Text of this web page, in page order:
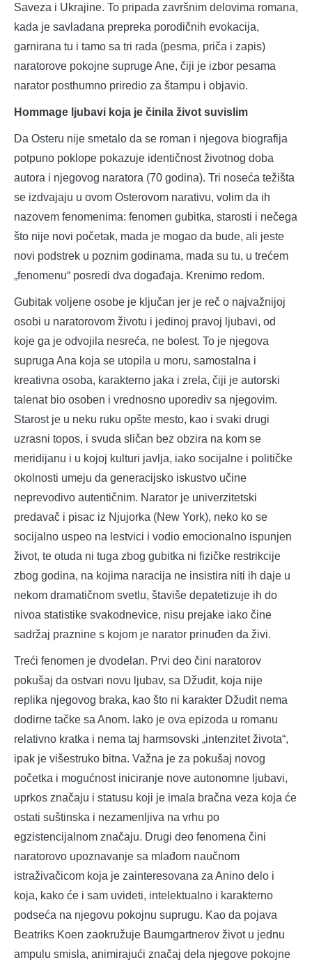
Saveza i Ukrajine. To pripada završnim delovima romana,
kada je savladana prepreka porodičnih evokacija,
garnirana tu i tamo sa tri rada (pesma, priča i zapis)
naratorove pokojne supruge Ane, čiji je izbor pesama
narator posthumno priredio za štampu i objavio.
Hommage ljubavi koja je činila život suvislim
Da Osteru nije smetalo da se roman i njegova biografija
potpuno poklope pokazuje identičnost životnog doba
autora i njegovog naratora (70 godina). Tri noseća težišta
se izdvajaju u ovom Osterovom narativu, volim da ih
nazovem fenomenima: fenomen gubitka, starosti i nečega
što nije novi početak, mada je mogao da bude, ali jeste
novi podstrek u poznim godinama, mada su tu, u trećem
„fenomenu“ posredi dva događaja. Krenimo redom.
Gubitak voljene osobe je ključan jer je reč o najvažnijoj
osobi u naratorovom životu i jedinoj pravoj ljubavi, od
koje ga je odvojila nesreća, ne bolest. To je njegova
supruga Ana koja se utopila u moru, samostalna i
kreativna osoba, karakterno jaka i zrela, čiji je autorski
talenat bio osoben i vrednosno uporediv sa njegovim.
Starost je u neku ruku opšte mesto, kao i svaki drugi
uzrasni topos, i svuda sličan bez obzira na kom se
meridijanu i u kojoj kulturi javlja, iako socijalne i političke
okolnosti umeju da generacijsko iskustvo učine
neprevodivo autentičnim. Narator je univerzitetski
predavač i pisac iz Njujorka (New York), neko ko se
socijalno uspeo na lestvici i vodio emocionalno ispunjen
život, te otuda ni tuga zbog gubitka ni fizičke restrikcije
zbog godina, na kojima naracija ne insistira niti ih daje u
nekom dramatičnom svetlu, štaviše depatetizuje ih do
nivoa statistike svakodnevice, nisu prejake iako čine
sadržaj praznine s kojom je narator prinuđen da živi.
Treći fenomen je dvodelan. Prvi deo čini naratorov
pokušaj da ostvari novu ljubav, sa Džudit, koja nije
replika njegovog braka, kao što ni karakter Džudit nema
dodirne tačke sa Anom. Iako je ova epizoda u romanu
relativno kratka i nema taj harmsovski „intenzitet života“,
ipak je višestruko bitna. Važna je za pokušaj novog
početka i mogućnost iniciranje nove autonomne ljubavi,
uprkos značaju i statusu koji je imala bračna veza koja će
ostati suštinska i nezamenljiva na vrhu po
egzistencijalnom značaju. Drugi deo fenomena čini
naratorovo upoznavanje sa mlađom naučnom
istraživačicom koja je zainteresovana za Anino delo i
koja, kako će i sam uvideti, intelektualno i karakterno
podseća na njegovu pokojnu suprugu. Kao da pojava
Beatriks Koen zaokružuje Baumgartnerov život u jednu
ampulu smisla, animirajući značaj dela njegove pokojne